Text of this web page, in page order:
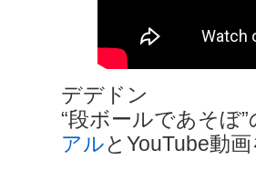
デデドン
“段ボールであそぼ
アルとYouTube動